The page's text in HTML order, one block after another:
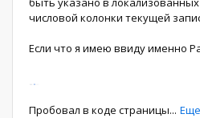
числовой колонки текущей
Если что я имею ввиду именно
Пробовал в коде страницы... Еще